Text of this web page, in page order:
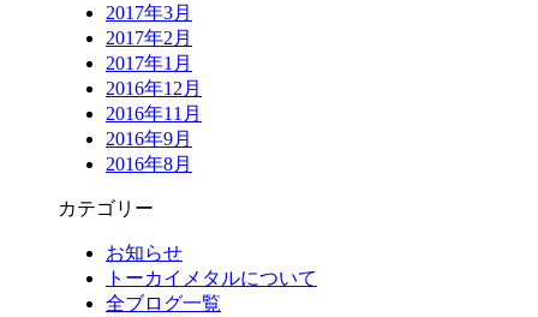
2017年3月
2017年2月
2017年1月
2016年12月
2016年11月
2016年9月
2016年8月
カテゴリー
お知らせ
トーカイメタルについて
全ブログ一覧